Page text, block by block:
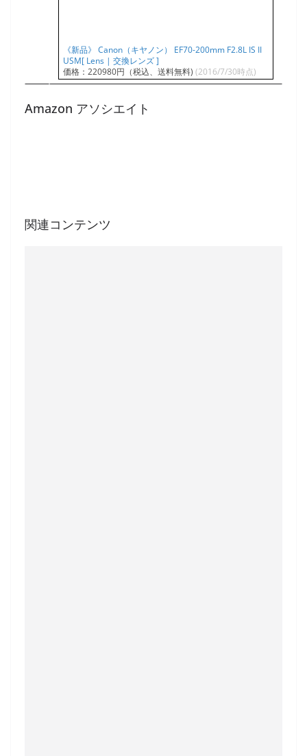
《新品》 Canon（キヤノン） EF70-200mm F2.8L IS II
USM[ Lens | 交換レンズ ]
価格：220980円（税込、送料無料) (2016/7/30時点)
Amazon アソシエイト
関連コンテンツ